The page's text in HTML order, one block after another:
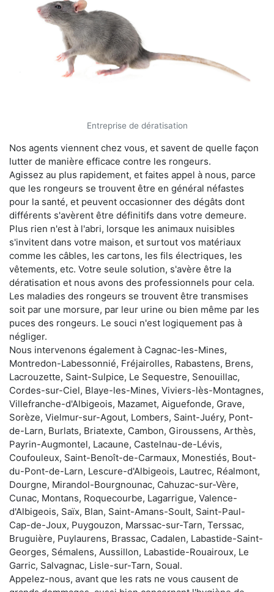
Entreprise de dératisation
Nos agents viennent chez vous, et savent de quelle façon
lutter de manière efficace contre les rongeurs.
Agissez au plus rapidement, et faites appel à nous, parce
que les rongeurs se trouvent être en général néfastes
pour la santé, et peuvent occasionner des dégâts dont
différents s'avèrent être définitifs dans votre demeure.
Plus rien n'est à l'abri, lorsque les animaux nuisibles
s'invitent dans votre maison, et surtout vos matériaux
comme les câbles, les cartons, les fils électriques, les
vêtements, etc. Votre seule solution, s'avère être la
dératisation et nous avons des professionnels pour cela.
Les maladies des rongeurs se trouvent être transmises
soit par une morsure, par leur urine ou bien même par les
puces des rongeurs. Le souci n'est logiquement pas à
négliger.
Nous intervenons également à Cagnac-les-Mines,
Montredon-Labessonnié, Fréjairolles, Rabastens, Brens,
Lacrouzette, Saint-Sulpice, Le Sequestre, Senouillac,
Cordes-sur-Ciel, Blaye-les-Mines, Viviers-lès-Montagnes,
Villefranche-d'Albigeois, Mazamet, Aiguefonde, Grave,
Sorèze, Vielmur-sur-Agout, Lombers, Saint-Juéry, Pont-
de-Larn, Burlats, Briatexte, Cambon, Giroussens, Arthès,
Payrin-Augmontel, Lacaune, Castelnau-de-Lévis,
Coufouleux, Saint-Benoît-de-Carmaux, Monestiés, Bout-
du-Pont-de-Larn, Lescure-d'Albigeois, Lautrec, Réalmont,
Dourgne, Mirandol-Bourgnounac, Cahuzac-sur-Vère,
Cunac, Montans, Roquecourbe, Lagarrigue, Valence-
d'Albigeois, Saïx, Blan, Saint-Amans-Soult, Saint-Paul-
Cap-de-Joux, Puygouzon, Marssac-sur-Tarn, Terssac,
Bruguière, Puylaurens, Brassac, Cadalen, Labastide-Saint-
Georges, Sémalens, Aussillon, Labastide-Rouairoux, Le
Garric, Salvagnac, Lisle-sur-Tarn, Soual.
Appelez-nous, avant que les rats ne vous causent de